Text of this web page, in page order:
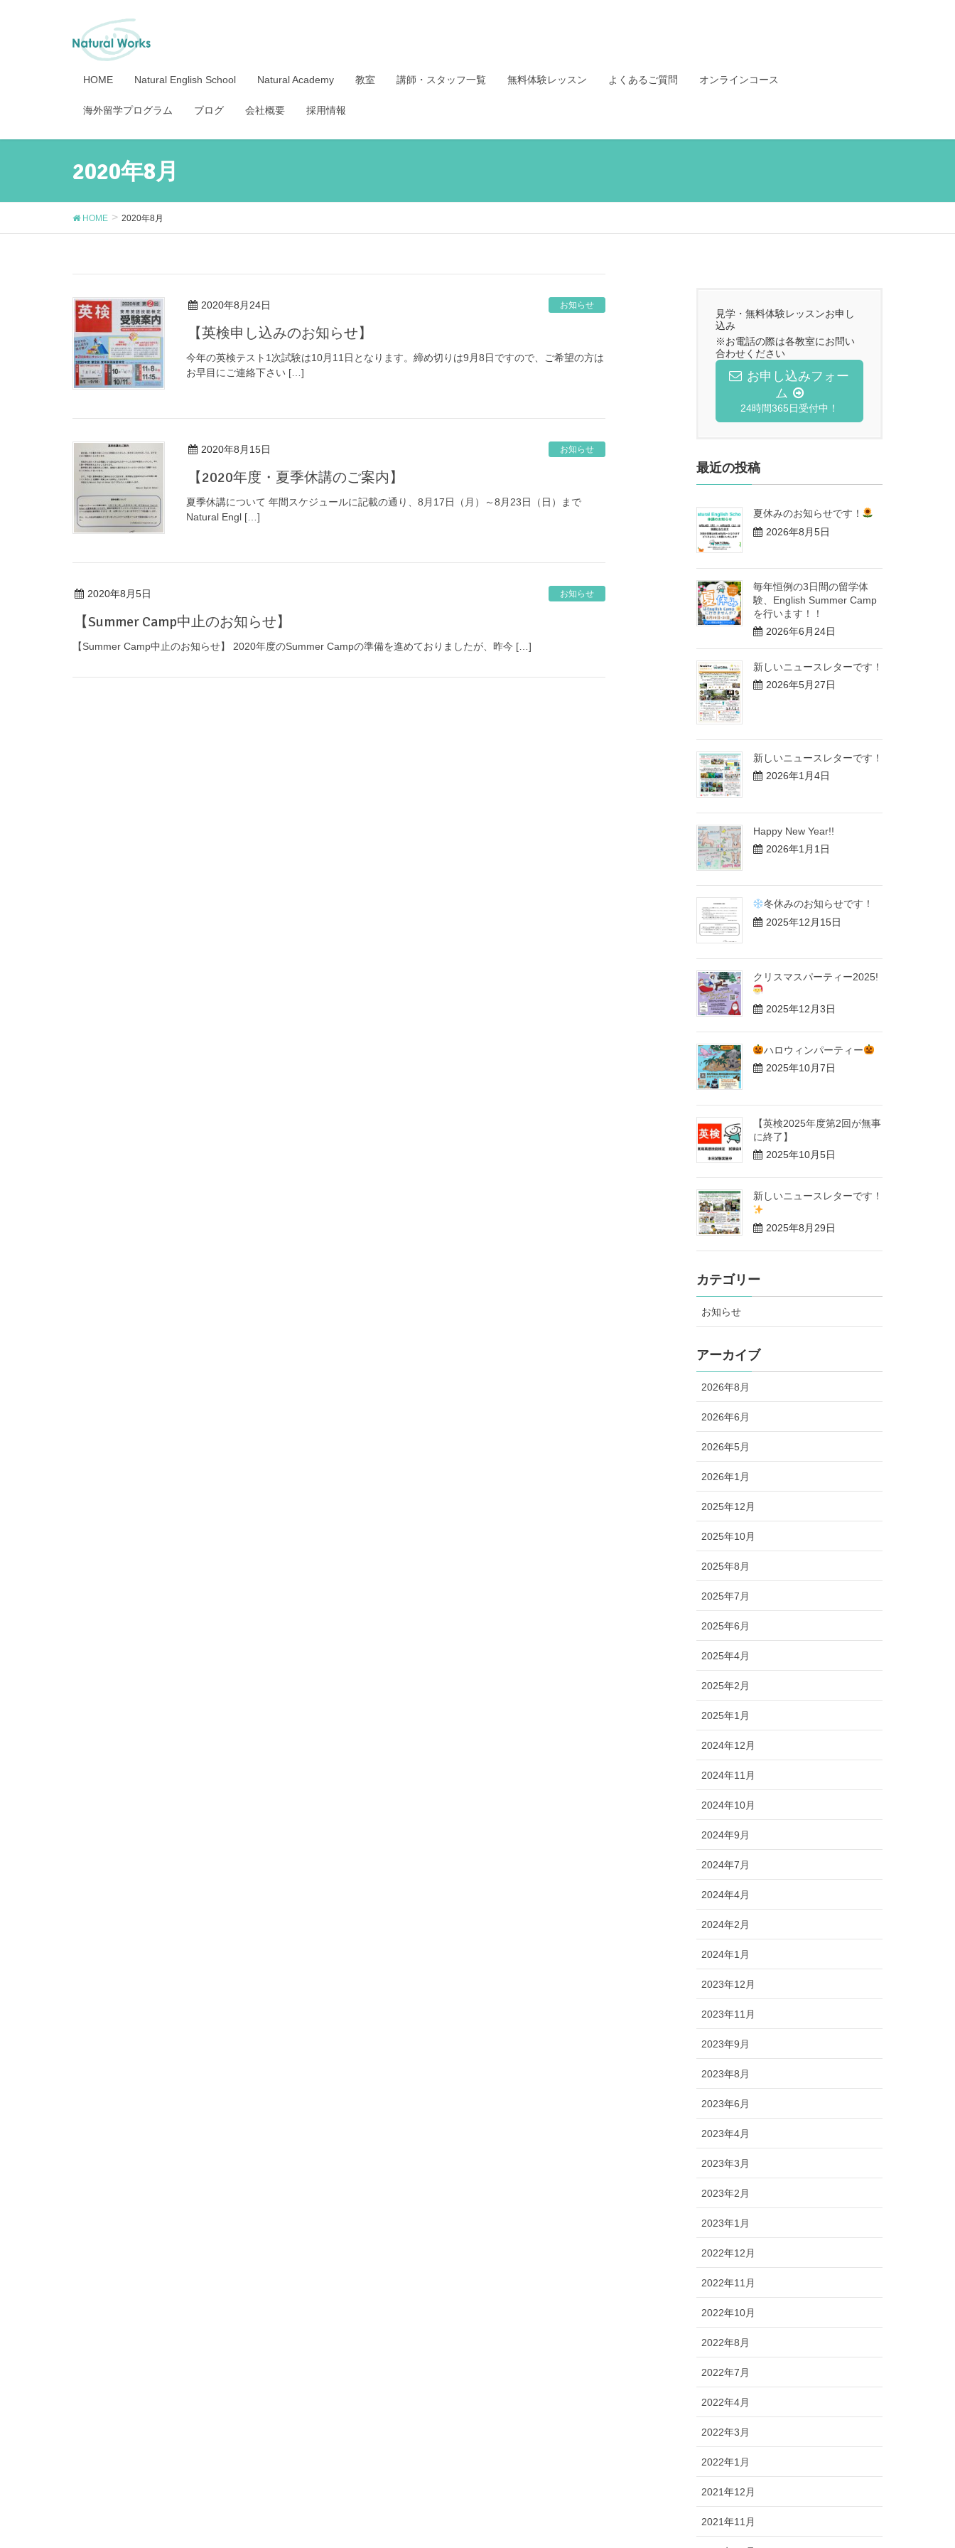
HOME Natural English School Natural Academy 教室 講師・スタッフ一覧 無料体験レッスン よくあるご質問 オンラインコース
海外留学プログラム ブログ 会社概要 採用情報
2020年8月
HOME 2020年8月
2020年8月24日 お知らせ
【英検申し込みのお知らせ】
今年の英検テスト1次試験は10月11日となります。締め切りは9月8日ですので、ご希望の方は
お早目にご連絡下さい […]
2020年8月15日 お知らせ
【2020年度・夏季休講のご案内】
夏季休講について 年間スケジュールに記載の通り、8月17日（月）～8月23日（日）まで
Natural Engl […]
2020年8月5日 お知らせ
【Summer Camp中止のお知らせ】
【Summer Camp中止のお知らせ】 2020年度のSummer Campの準備を進めておりましたが、昨今 […]
見学・無料体験レッスンお申し
込み
※お電話の際は各教室にお問い
合わせください
お申し込みフォー
ム
24時間365日受付中！
最近の投稿
夏休みのお知らせです！
2026年8月5日
毎年恒例の3日間の留学体
験、English Summer Camp
を行います！！
2026年6月24日
新しいニュースレターです！
2026年5月27日
新しいニュースレターです！
2026年1月4日
Happy New Year!!
2026年1月1日
冬休みのお知らせです！
2025年12月15日
クリスマスパーティー2025!
2025年12月3日
ハロウィンパーティー
2025年10月7日
【英検2025年度第2回が無事
に終了】
2025年10月5日
新しいニュースレターです！
2025年8月29日
カテゴリー
お知らせ
アーカイブ
2026年8月
2026年6月
2026年5月
2026年1月
2025年12月
2025年10月
2025年8月
2025年7月
2025年6月
2025年4月
2025年2月
2025年1月
2024年12月
2024年11月
2024年10月
2024年9月
2024年7月
2024年4月
2024年2月
2024年1月
2023年12月
2023年11月
2023年9月
2023年8月
2023年6月
2023年4月
2023年3月
2023年2月
2023年1月
2022年12月
2022年11月
2022年10月
2022年8月
2022年7月
2022年4月
2022年3月
2022年1月
2021年12月
2021年11月